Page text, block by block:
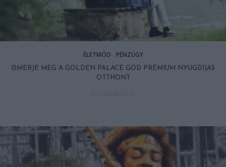
ÉLETMÓD PÉNZÜGY
ISMERJE MEG A GOLDEN PALACE GÖD PRÉMIUM NYUGDÍJAS
OTTHONT